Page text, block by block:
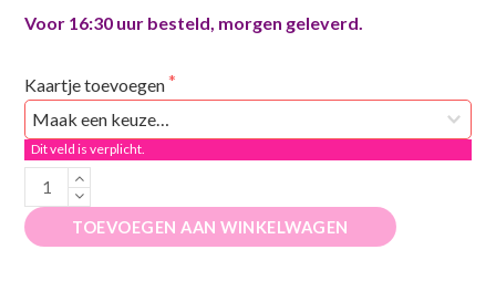
Voor 16:30 uur besteld, morgen geleverd.
Kaartje toevoegen
Dit veld is verplicht.
Appelkruimel
vlaai
aantal
TOEVOEGEN AAN WINKELWAGEN